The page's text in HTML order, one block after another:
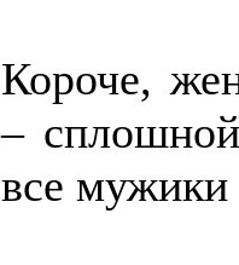
Короче,
–
все мужики